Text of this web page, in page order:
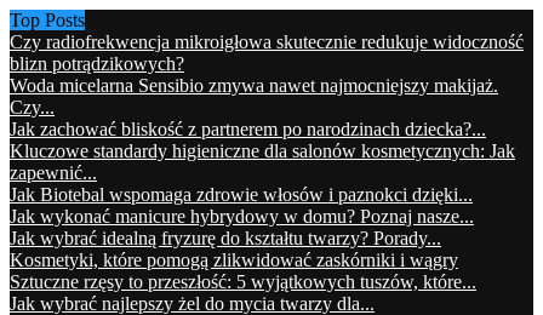
Top Posts
Czy radiofrekwencja mikroigłowa skutecznie redukuje widoczność
blizn potrądzikowych?
Woda micelarna Sensibio zmywa nawet najmocniejszy makijaż.
Czy...
Jak zachować bliskość z partnerem po narodzinach dziecka?...
Kluczowe standardy higieniczne dla salonów kosmetycznych: Jak
zapewnić...
Jak Biotebal wspomaga zdrowie włosów i paznokci dzięki...
Jak wykonać manicure hybrydowy w domu? Poznaj nasze...
Jak wybrać idealną fryzurę do kształtu twarzy? Porady...
Kosmetyki, które pomogą zlikwidować zaskórniki i wągry
Sztuczne rzęsy to przeszłość: 5 wyjątkowych tuszów, które...
Jak wybrać najlepszy żel do mycia twarzy dla...